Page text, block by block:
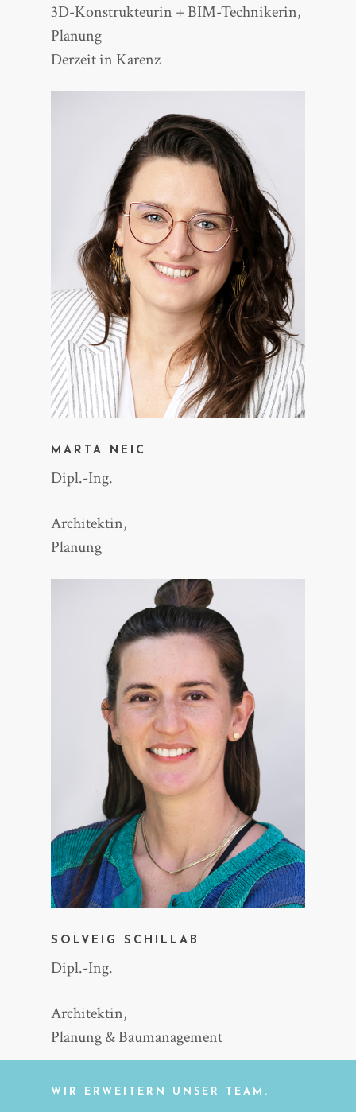
3D-Konstrukteurin + BIM-Technikerin,
Planung
Derzeit in Karenz
MARTA NEIC
Dipl.-Ing.
Architektin,
Planung
SOLVEIG SCHILLAB
Dipl.-Ing.
Architektin,
Planung & Baumanagement
WIR ERWEITERN UNSER TEAM.